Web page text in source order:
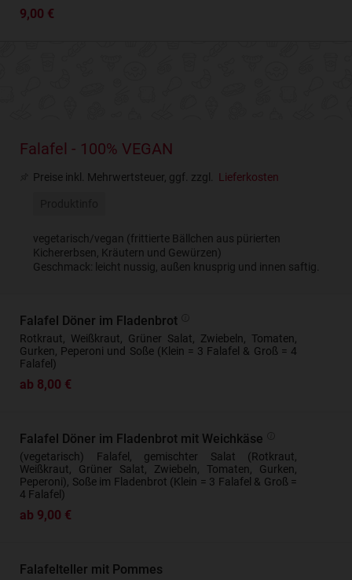
9,00 €
Falafel - 100% VEGAN
Preise inkl. Mehrwertsteuer, ggf. zzgl. Lieferkosten
vegetarisch/vegan (frittierte Bällchen aus pürierten
Kichererbsen, Kräutern und Gewürzen)
Geschmack: leicht nussig, außen knusprig und innen saftig.
Falafel Döner im Fladenbrot
Rotkraut, Weißkraut, Grüner Salat, Zwiebeln, Tomaten,
Gurken, Peperoni und Soße (Klein = 3 Falafel & Groß = 4
Falafel)
ab 8,00 €
Falafel Döner im Fladenbrot mit Weichkäse
(vegetarisch) Falafel, gemischter Salat (Rotkraut,
Weißkraut, Grüner Salat, Zwiebeln, Tomaten, Gurken,
Peperoni), Soße im Fladenbrot (Klein = 3 Falafel & Groß =
4 Falafel)
ab 9,00 €
Falafelteller mit Pommes